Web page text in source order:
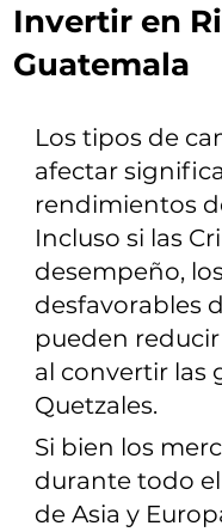
Invertir en
Guatemala
Los tipos de
afectar
rendimientos
Incluso si las
desempeño,
desfavorables
pueden
al convertir las
Quetzales.
Si bien los
durante todo
de Asia y